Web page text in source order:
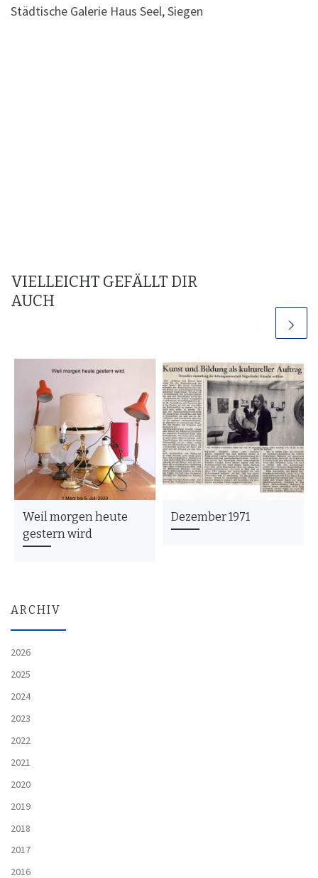
Städtische Galerie Haus Seel, Siegen
VIELLEICHT GEFÄLLT DIR
AUCH
Weil morgen heute
gestern wird
Dezember 1971
ARCHIV
2026
2025
2024
2023
2022
2021
2020
2019
2018
2017
2016